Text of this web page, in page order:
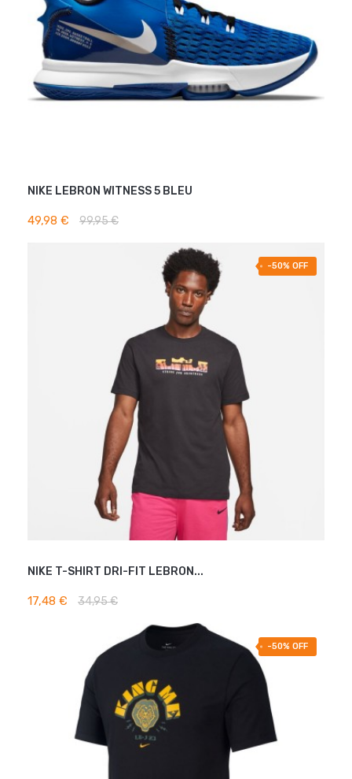
NIKE LEBRON WITNESS 5 BLEU
49,98 € 99,95 €
-50% OFF
NIKE T-SHIRT DRI-FIT LEBRON...
17,48 € 34,95 €
-50% OFF